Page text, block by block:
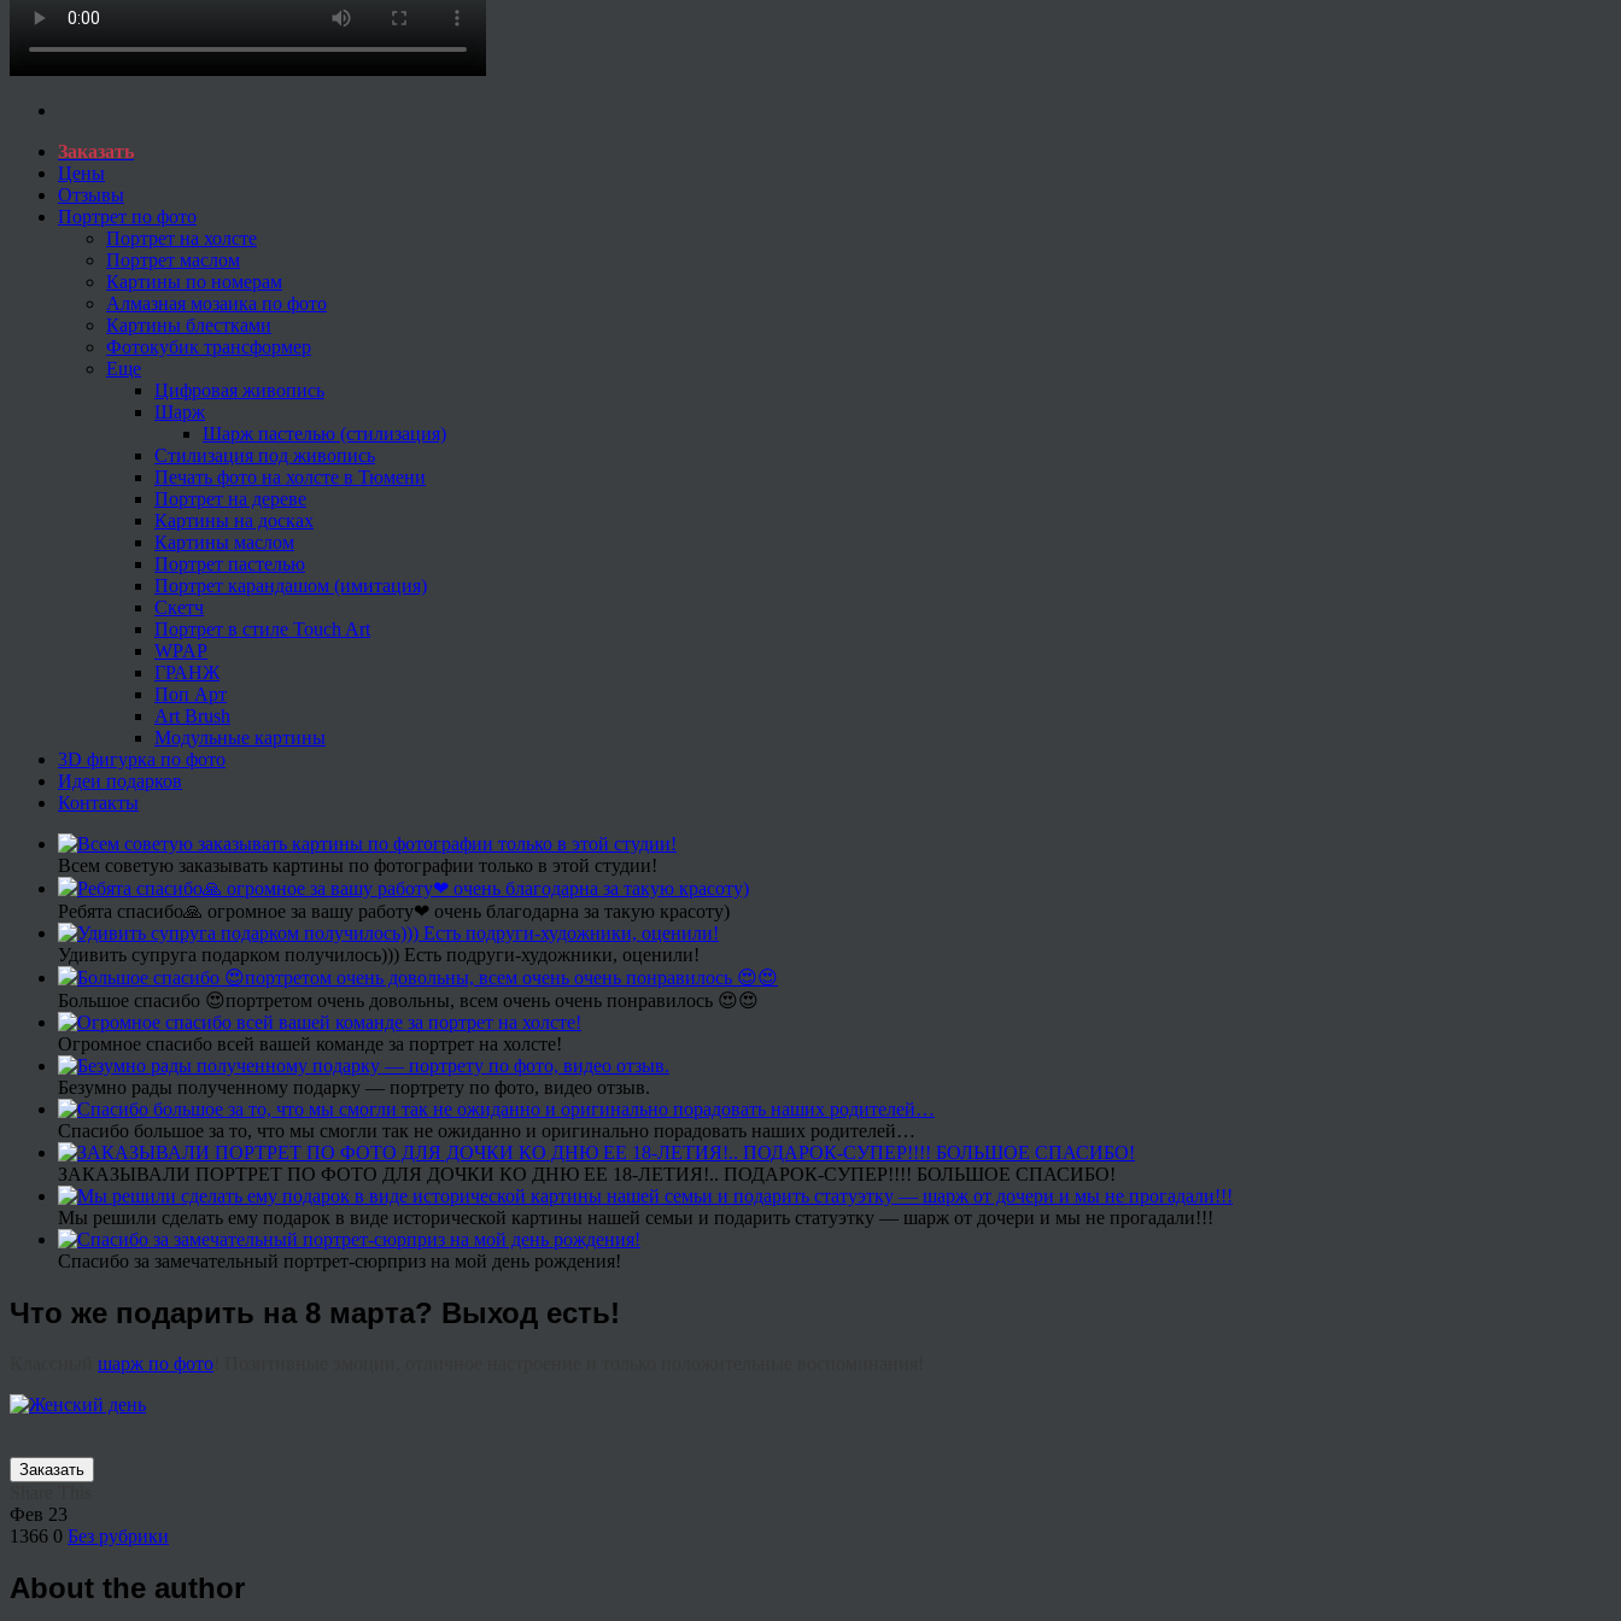
Заказать
Цены
Отзывы
Портрет по фото
Портрет на холсте
Портрет маслом
Картины по номерам
Алмазная мозаика по фото
Картины блестками
Фотокубик трансформер
Еще
Цифровая живопись
Шарж
Шарж пастелью (стилизация)
Стилизация под живопись
Печать фото на холсте в Тюмени
Портрет на дереве
Картины на досках
Картины маслом
Портрет пастелью
Портрет карандашом (имитация)
Скетч
Портрет в стиле Touch Art
WPAP
ГРАНЖ
Поп Арт
Art Brush
Модульные картины
3D фигурка по фото
Идеи подарков
Контакты
Всем советую заказывать картины по фотографии только в этой студии!
Ребята спасибо🙏 огромное за вашу работу❤ очень благодарна за такую красоту)
Удивить супруга подарком получилось))) Есть подруги-художники, оценили!
Большое спасибо 😍портретом очень довольны, всем очень очень понравилось 😍😍
Огромное спасибо всей вашей команде за портрет на холсте!
Безумно рады полученному подарку — портрету по фото, видео отзыв.
Спасибо большое за то, что мы смогли так не ожиданно и оригинально порадовать наших родителей…
ЗАКАЗЫВАЛИ ПОРТРЕТ ПО ФОТО ДЛЯ ДОЧКИ КО ДНЮ ЕЕ 18-ЛЕТИЯ!.. ПОДАРОК-СУПЕР!!!! БОЛЬШОЕ СПАСИБО!
Мы решили сделать ему подарок в виде исторической картины нашей семьи и подарить статуэтку — шарж от дочери и мы не прогадали!!!
Спасибо за замечательный портрет-сюрприз на мой день рождения!
Что же подарить на 8 марта? Выход есть!
шарж по фото
Заказать
Фев 23
1366 0 Без рубрики
About the author